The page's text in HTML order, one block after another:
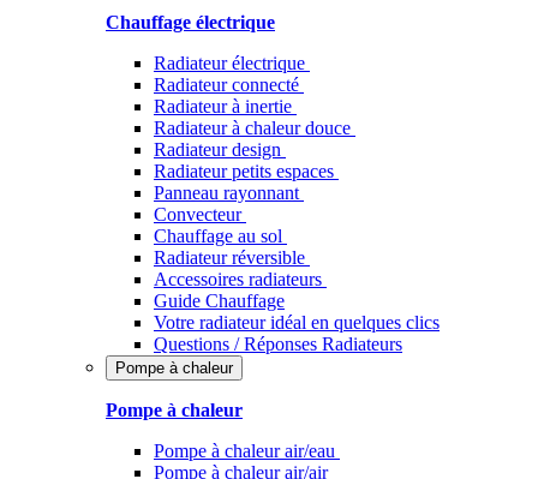
Chauffage électrique
Radiateur électrique
Radiateur connecté
Radiateur à inertie
Radiateur à chaleur douce
Radiateur design
Radiateur petits espaces
Panneau rayonnant
Convecteur
Chauffage au sol
Radiateur réversible
Accessoires radiateurs
Guide Chauffage
Votre radiateur idéal en quelques clics
Questions / Réponses Radiateurs
Pompe à chaleur
Pompe à chaleur
Pompe à chaleur air/eau
Pompe à chaleur air/air